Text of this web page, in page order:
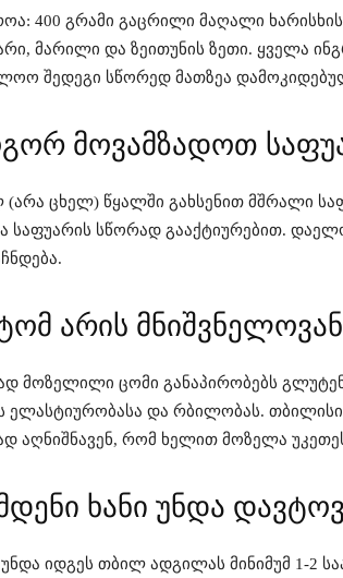
400 გრამი გაცრილი მაღალი
მარილი და ზეითუნის ზეთი. ყველა
შედეგი სწორედ მათზეა
მოვამზადოთ
ცხელ) წყალში გახსენით მშრალი
საფუარის სწორად გააქტიურებით.
არის
მოზელილი ცომი განაპირობებს
ელასტიურობასა და რბილობას.
აღნიშნავენ, რომ ხელით მოზელა
ხანი უნდა
იდგეს თბილ ადგილას მინიმუმ 1-2